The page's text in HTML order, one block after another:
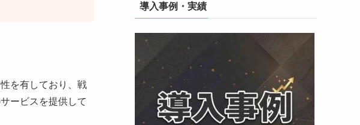
を有しており、戦
ービスを提供して
導入事例・実績